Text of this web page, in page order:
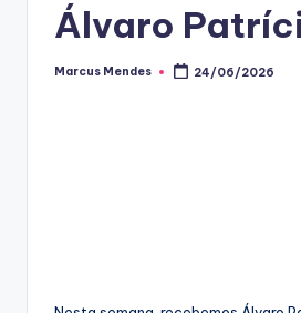
Álvaro
Posted
Marcus Mendes 24/06/2026